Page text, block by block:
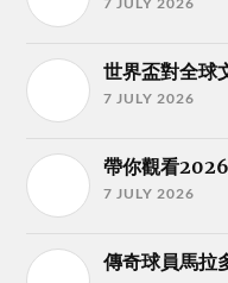
世界盃對全球
7 JULY 2026
帶你觀看
7 JULY 2026
傳奇球員馬拉